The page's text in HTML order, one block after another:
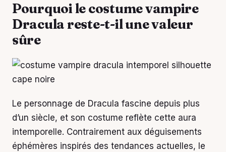
Pourquoi le costume vampire
Dracula reste-t-il une valeur
sûre
Le personnage de Dracula fascine depuis plus
d’un siècle, et son costume reflète cette aura
intemporelle. Contrairement aux déguisements
éphémères inspirés des tendances actuelles, le